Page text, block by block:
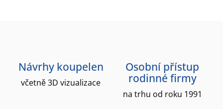
Návrhy koupelen
včetně 3D vizualizace
Osobní přístup
rodinné firmy
na trhu od roku 1991